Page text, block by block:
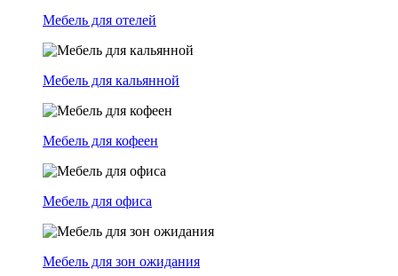
Мебель для отелей
Мебель для кальянной
Мебель для кофеен
Мебель для офиса
Мебель для зон ожидания